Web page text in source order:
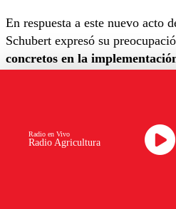
En respuesta a este nuevo acto
Schubert expresó su
concretos en la
activa, no es efectivo a pesar de
hacer creer que está en
desarticulados, no es efectivo.
Radio Agricultura
Radio en Vivo